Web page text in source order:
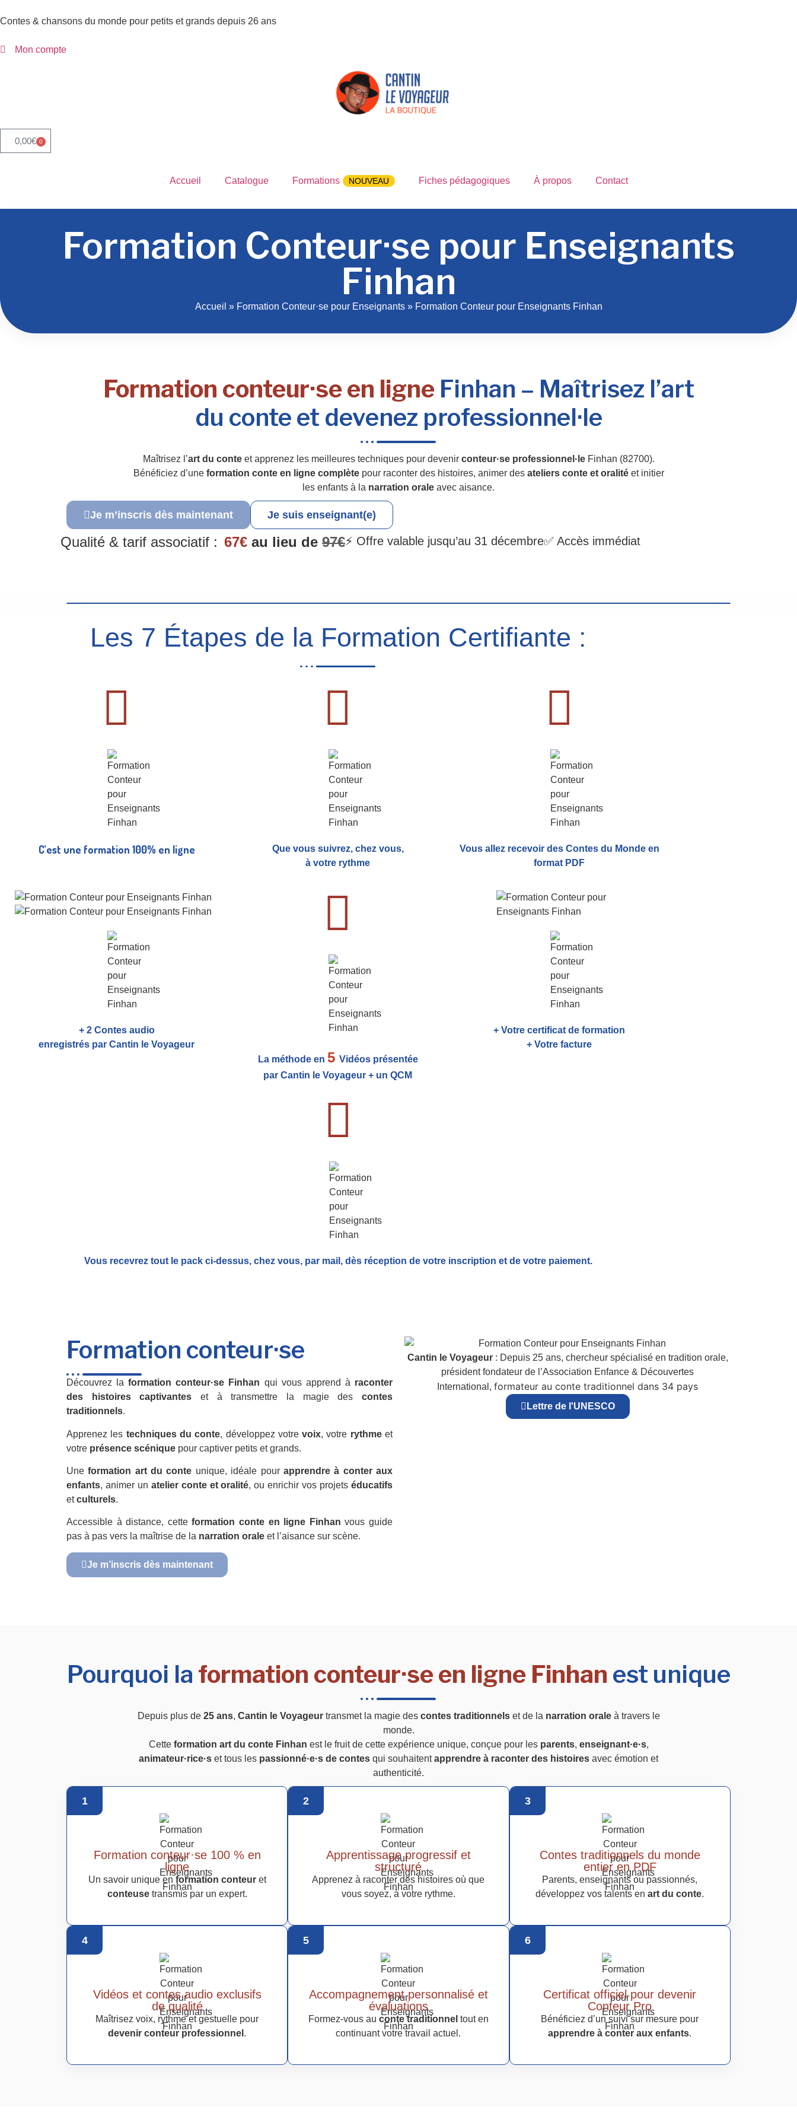
Contes & chansons du monde pour petits et grands depuis 26 ans
Mon compte
0,00€ 0
Accueil Catalogue Formations NOUVEAU Fiches pédagogiques À propos Contact
Formation Conteur·se pour Enseignants
Finhan
Accueil » Formation Conteur·se pour Enseignants» Formation Conteur pour Enseignants Finhan
Formation conteur·se en ligneFinhan – Maîtrisez l’art
du conte et devenez professionnel·le
Maîtrisez l’art du conteet apprenez les meilleures techniques pour devenir conteur·se professionnel·leFinhan (82700).
Bénéficiez d’une formation conte en ligne complètepour raconter des histoires, animer des ateliers conte et oralitéet initier
les enfants à la narration orale avec aisance.
Je m’inscris dès maintenant Je suis enseignant(e)
Qualité & tarif associatif : 67€ au lieu de 97€⚡ Offre valable jusqu’au 31 décembre✅ Accès immédiat
Les 7 Étapes de la Formation Certifiante :
C’est une formation 100% en ligne
Que vous suivrez, chez vous,
à votre rythme
Vous allez recevoir des Contes du Monde en
format PDF
+ 2 Contes audio
enregistrés par Cantin le Voyageur
La méthode en 5 Vidéos présentée
par Cantin le Voyageur + un QCM
+ Votre certificat de formation
+ Votre facture
Vous recevrez tout le pack ci-dessus, chez vous, par mail, dès réception de votre inscription et de votre paiement.
Formation conteur·se
Découvrez laformation conteur·se Finhan qui vous apprend à raconter
des histoires captivantes et à transmettre la magie descontes
traditionnels.
Apprenez les techniques du conte, développez votrevoix, votre rythmeet
votre présence scénique pour captiver petits et grands.
Uneformation art du conte unique, idéale pour apprendre à conter aux
enfants, animer un atelier conte et oralité, ou enrichir vos projetséducatifs
etculturels.
Accessible à distance, cetteformation conte en ligne Finhan vous guide
pas à pas vers la maîtrise de la narration orale et l’aisance sur scène.
Je m’inscris dès maintenant
Cantin le Voyageur: Depuis 25 ans, chercheur spécialisé en tradition orale,
président fondateur de l’Association Enfance & Découvertes
International, formateur au conte traditionnel dans 34 pays
Lettre de l'UNESCO
Pourquoi la formation conteur·se en ligne Finhan est unique
Depuis plus de 25 ans, Cantin le Voyageurtransmet la magie des contes traditionnelset de la narration oraleà travers le
monde.
Cette formation art du conte Finhan est le fruit de cette expérience unique, conçue pour les parents, enseignant·e·s,
animateur·rice·s et tous les passionné·e·s de contes qui souhaitentapprendre à raconter des histoires avec émotion et
authenticité.
1
Formation conteur·se 100 % en
ligne
Un savoir unique en formation conteuret
conteusetransmis par un expert.
2
Apprentissage progressif et
structuré
Apprenez à raconter des histoires où que
vous soyez, à votre rythme.
3
Contes traditionnels du monde
entier en PDF
Parents, enseignants ou passionnés,
développez vos talents enart du conte.
4
Vidéos et contes audio exclusifs
de qualité
Maîtrisez voix, rythme et gestuelle pour
devenir conteur professionnel .
5
Accompagnement personnalisé et
évaluations
Formez-vous au conte traditionnel tout en
continuant votre travail actuel.
6
Certificat officiel pour devenir
Conteur Pro
Bénéficiez d’un suivi sur mesure pour
apprendre à conter aux enfants.